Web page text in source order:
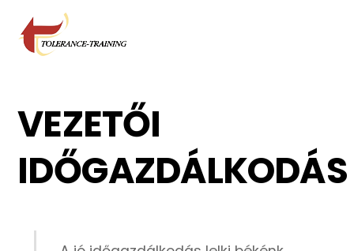
content
VEZETŐI
IDŐGAZDÁLKODÁS